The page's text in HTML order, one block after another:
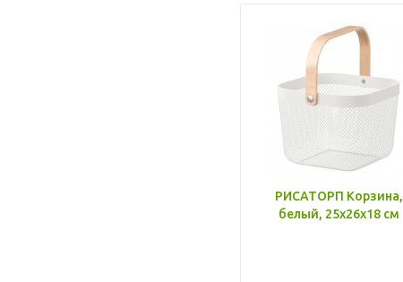
РИСАТОРП Корзина,
белый, 25x26x18 см